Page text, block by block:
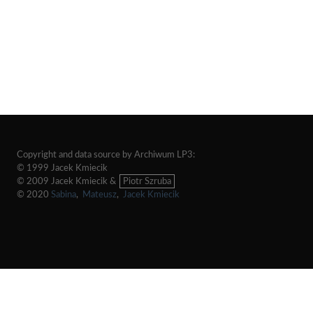
Copyright and data source by Archiwum LP3:
© 1999 Jacek Kmiecik
© 2009 Jacek Kmiecik &
Piotr Szruba
© 2020 Sabina, Mateusz, Jacek Kmiecik